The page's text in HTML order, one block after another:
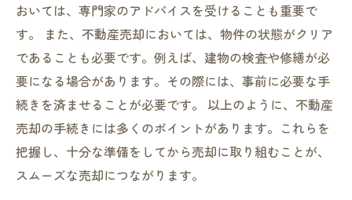
おいては、専門家のアドバイスを受けることも重要で
す。 また、不動産売却においては、物件の状態がクリア
であることも必要です。例えば、建物の検査や修繕が必
要になる場合があります。その際には、事前に必要な手
続きを済ませることが必要です。 以上のように、不動産
売却の手続きには多くのポイントがあります。これらを
把握し、十分な準備をしてから売却に取り組むことが、
スムーズな売却につながります。